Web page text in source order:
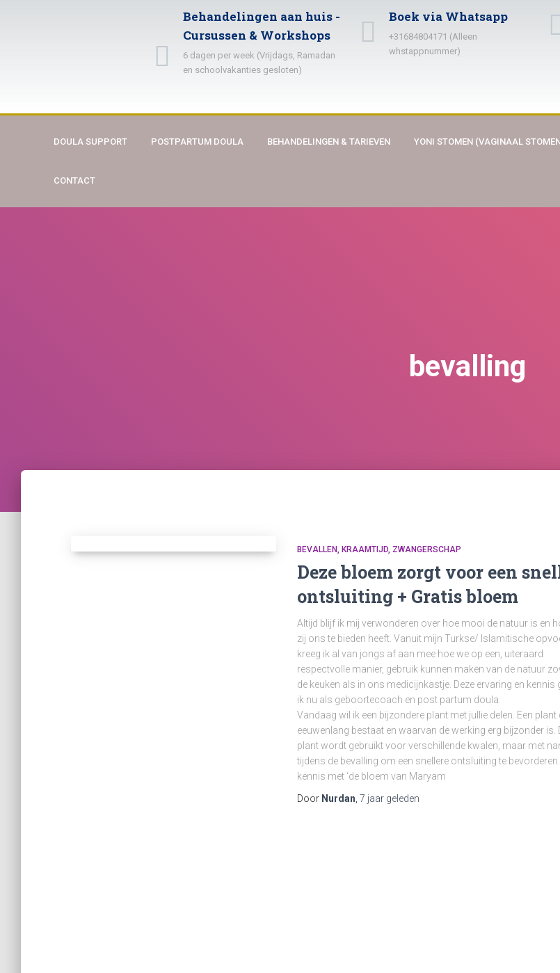
Behandelingen aan huis -
Cursussen & Workshops
6 dagen per week (Vrijdags, Ramadan
en schoolvakanties gesloten)
Boek via Whatsapp
+31684804171 (Alleen
whstappnummer)
DOULA SUPPORT POSTPARTUM DOULA BEHANDELINGEN & TARIEVEN YONI STOMEN (VAGINAAL
CONTACT
bevalling
BEVALLEN KRAAMTIJD ZWANGERSCHAP
Deze bloem zorgt voor een
ontsluiting + Gratis bloem
Altijd blijf ik mij verwonderen over hoe mooi de natuur is en
zij ons te bieden heeft. Vanuit mijn Turkse/ Islamitische
kreeg ik al van jongs af aan mee hoe we op een, uiteraard
respectvolle manier, gebruik kunnen maken van de natuur
de keuken als in ons medicijnkastje. Deze ervaring en kennis
ik nu als geboortecoach en post partum doula.
Vandaag wil ik een bijzondere plant met jullie delen. Een plant
eeuwenlang bestaat en waarvan de werking erg bijzonder is.
plant wordt gebruikt voor verschillende kwalen, maar met
tijdens de bevalling om een snellere ontsluiting te
kennis met ‘de bloem van Maryam
Door Nurdan 7 jaar geleden